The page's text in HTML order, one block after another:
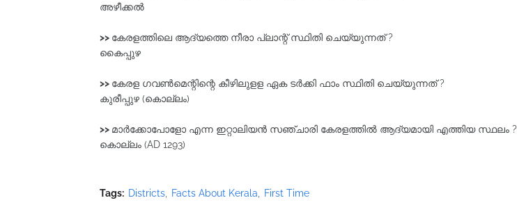
അഴീക്കൽ
>> കേരളത്തിലെ ആദ്യത്തെ നീരാ പ്ലാന്റ്‌ സ്ഥിതി ചെയ്യുന്നത് ?
കൈപ്പുഴ
>> കേരള ഗവൺമെന്റിന്റെ കീഴിലുളള ഏക ടർക്കി ഫാം സ്ഥിതി ചെയ്യുന്നത്‌ ?
കുരീപ്പുഴ (കൊല്ലം)
>> മാർക്കോപോളോ എന്ന ഇറ്റാലിയൻ സഞ്ചാരി കേരളത്തിൽ ആദ്യമായി എത്തിയ സ്ഥലം ?
കൊല്ലം (AD 1293)
Tags: Districts Facts About Kerala First Time